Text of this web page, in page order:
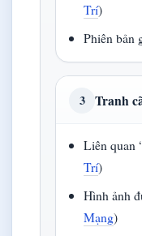
Trí)
Phiên bản
3 Tranh
Liên quan
Trí)
Hình ảnh
Mạng)